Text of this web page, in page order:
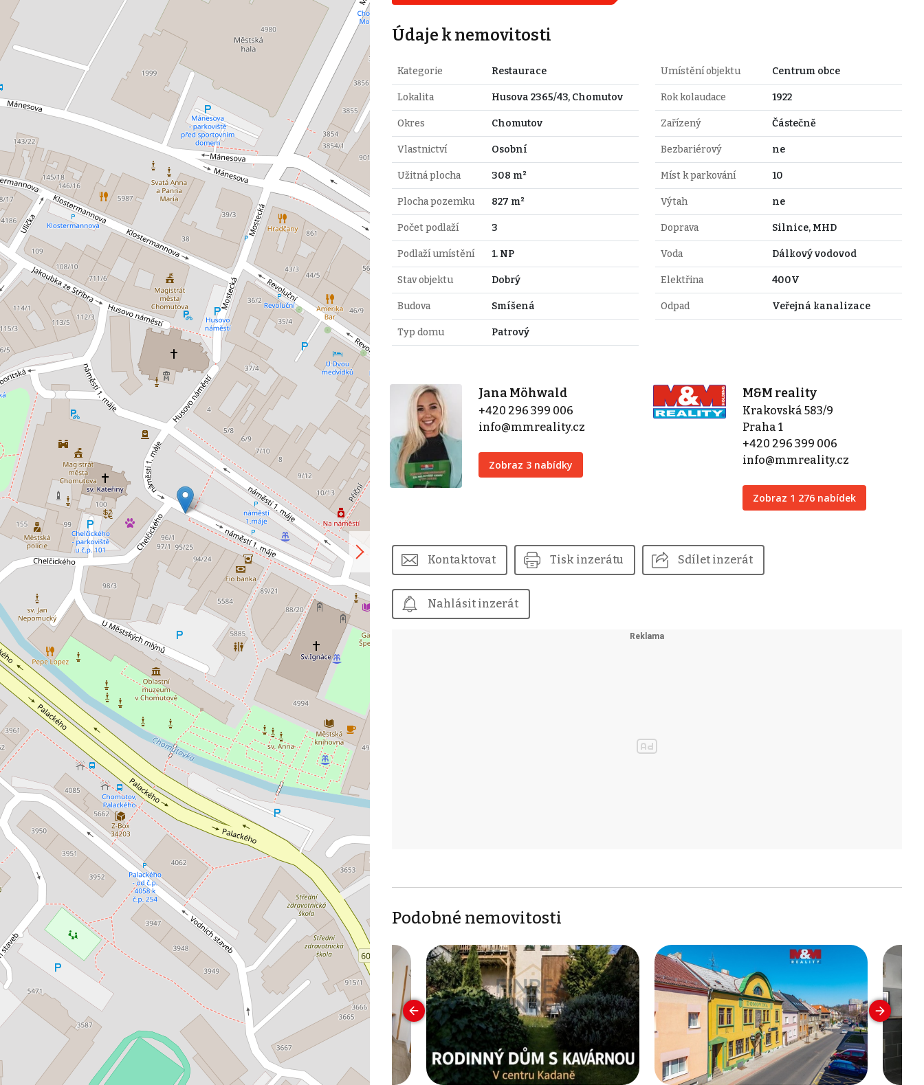
Údaje k nemovitosti
Kategorie Restaurace
Lokalita Husova 2365/43, Chomutov
Okres Chomutov
Vlastnictví Osobní
Užitná plocha 308 m²
Plocha pozemku 827 m²
Počet podlaží 3
Podlaží umístění 1. NP
Stav objektu Dobrý
Budova Smíšená
Typ domu Patrový
Umístění objektu Centrum obce
Rok kolaudace 1922
Zařízený Částečně
Bezbariérový ne
Míst k parkování 10
Výtah ne
Doprava Silnice, MHD
Voda Dálkový vodovod
Elektřina 400V
Odpad Veřejná kanalizace
Jana Möhwald
+420 296 399 006
info@mmreality.cz
Zobraz 3 nabídky
M&M reality
Krakovská 583/9
Praha 1
+420 296 399 006
info@mmreality.cz
Zobraz 1 276 nabídek
Kontaktovat Tisk inzerátu Sdílet inzerát
Nahlásit inzerát
Podobné nemovitosti